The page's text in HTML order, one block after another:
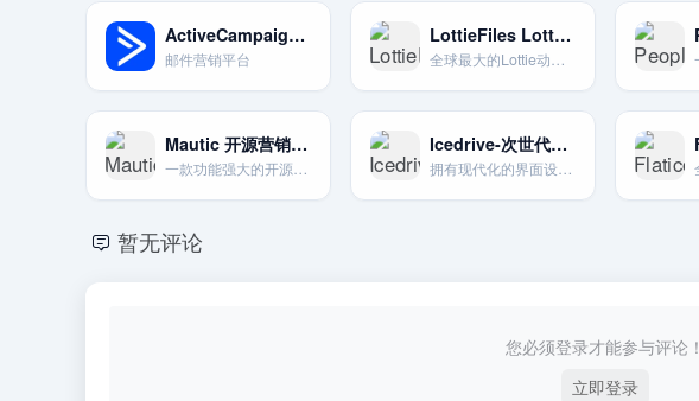
ActiveCampaign电子邮件营销平台
邮件营销平台
LottieFiles Lottie动画平台
全球最大的Lottie动画平台。提供大量免费动画。可用于网页和App。
Mautic 开源营销自动化
一款功能强大的开源营销自动化平台，提供极高的灵活性。
Icedrive-次世代云盘体验
拥有现代化的界面设计和创新的虚拟驱动器挂载技术。主打安全与易用。
暂无评论
您必须登录才能参与评论！
立即登录